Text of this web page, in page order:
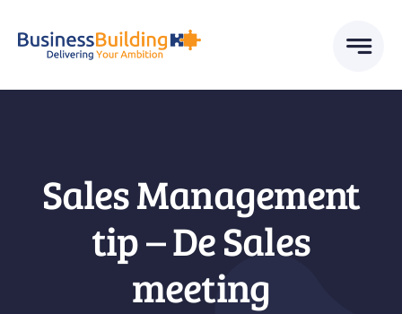
Sales Management
tip – De Sales
meeting